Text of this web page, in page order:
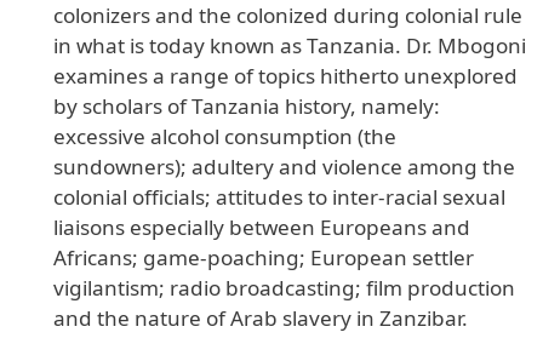
colonizers and the colonized during colonial rule
in what is today known as Tanzania. Dr. Mbogoni
examines a range of topics hitherto unexplored
by scholars of Tanzania history, namely:
excessive alcohol consumption (the
sundowners); adultery and violence among the
colonial officials; attitudes to inter-racial sexual
liaisons especially between Europeans and
Africans; game-poaching; European settler
vigilantism; radio broadcasting; film production
and the nature of Arab slavery in Zanzibar.